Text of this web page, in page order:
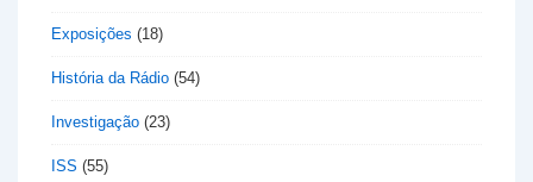
Exposições (18)
História da Rádio (54)
Investigação (23)
ISS (55)